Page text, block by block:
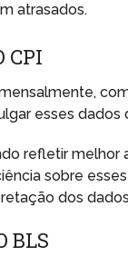
atrasados.
CPI
esses
refletir
sobre
dos
BLS